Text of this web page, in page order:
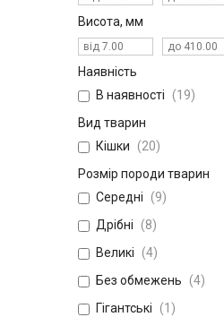
Висота, мм
Наявність
В наявності
19
Вид тварин
Кішки
20
Розмір породи тварин
Середні
9
Дрібні
8
Великі
4
Без обмежень
4
Гігантські
1